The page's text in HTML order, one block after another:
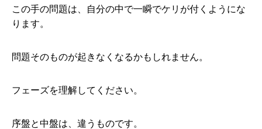
この手の問題は、自分の中で一瞬でケリが付くようにな
ります。
問題そのものが起きなくなるかもしれません。
フェーズを理解してください。
序盤と中盤は、違うものです。